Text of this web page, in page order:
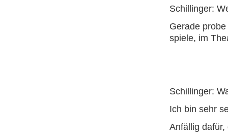
Schillinger:
Gerade
spiele, im
Schillinger:
Ich bin sehr
Anfällig